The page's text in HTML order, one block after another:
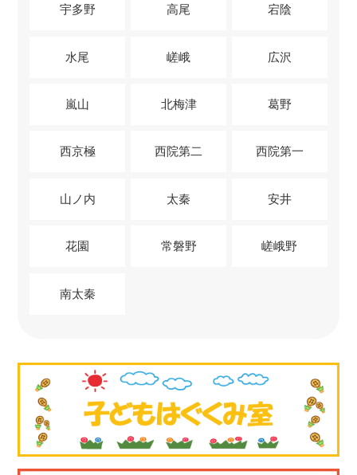
宇多野 高尾 宕陰
水尾 嵯峨 広沢
嵐山 北梅津 葛野
西京極 西院第二 西院第一
山ノ内 太秦 安井
花園 常磐野 嵯峨野
南太秦